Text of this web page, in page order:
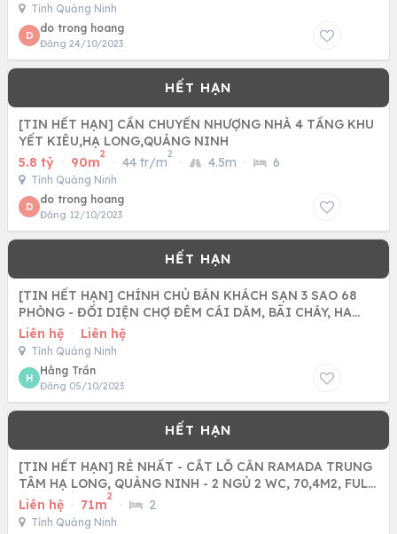
Tỉnh Quảng Ninh
D
do trong hoang
Đăng 24/10/2023
[TIN HẾT HẠN] CẦN CHUYỂN NHƯỢNG NHÀ 4 TẦNG KHU
YẾT KIÊU,HẠ LONG,QUẢNG NINH
5.8 tỷ · 90m
2
· 44 tr/m
2
· 4.5m · 6
Tỉnh Quảng Ninh
D
do trong hoang
Đăng 12/10/2023
[TIN HẾT HẠN] CHÍNH CHỦ BÁN KHÁCH SẠN 3 SAO 68
PHÒNG - ĐỐI DIỆN CHỢ ĐÊM CÁI DĂM, BÃI CHÁY, HA
LONG, QUẢNG NINH
Liên hệ · Liên hệ
Tỉnh Quảng Ninh
H
Hằng Trần
Đăng 05/10/2023
[TIN HẾT HẠN] RẺ NHẤT - CẮT LỖ CĂN RAMADA TRUNG
TÂM HẠ LONG, QUẢNG NINH - 2 NGỦ 2 WC, 70,4M2, FULL
NỘI THẤT XỊN,
Liên hệ · 71m
2
· 2
Tỉnh Quảng Ninh